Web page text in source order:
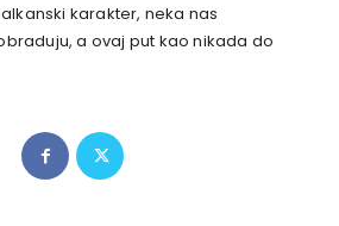
karakter, neka nas
a ovaj put kao nikada do